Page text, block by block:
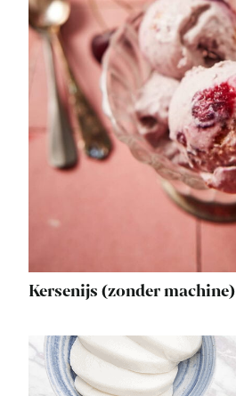
Kersenijs (zonder machine)